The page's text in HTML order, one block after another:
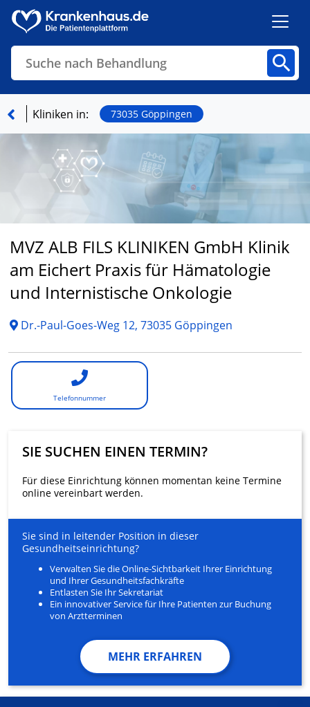
Suche nach Behandlung
Finden
Kliniken in: 73035 Göppingen
MVZ ALB FILS KLINIKEN GmbH Klinik
am Eichert Praxis für Hämatologie
und Internistische Onkologie
Dr.-Paul-Goes-Weg 12, 73035 Göppingen
Telefonnummer
SIE SUCHEN EINEN TERMIN?
Für diese Einrichtung können momentan keine Termine
online vereinbart werden.
Sie sind in leitender Position in dieser
Gesundheitseinrichtung?
Verwalten Sie die Online-Sichtbarkeit Ihrer Einrichtung
und Ihrer Gesundheitsfachkräfte
Entlasten Sie Ihr Sekretariat
Ein innovativer Service für Ihre Patienten zur Buchung
von Arztterminen
MEHR ERFAHREN